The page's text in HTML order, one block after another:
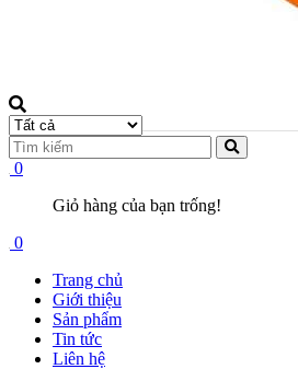
0
Giỏ hàng của bạn trống!
0
Trang chủ
Giới thiệu
Sản phẩm
Tin tức
Liên hệ